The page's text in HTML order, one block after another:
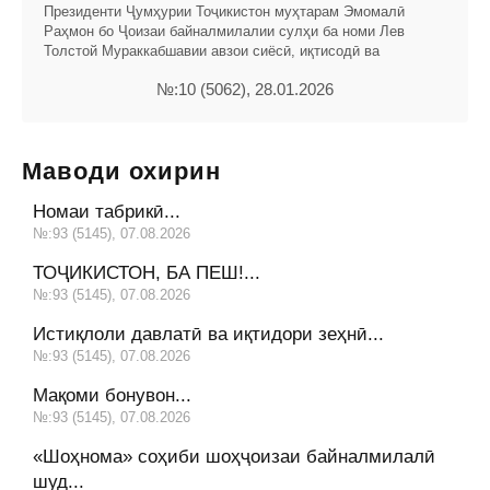
Президенти Ҷумҳурии Тоҷикистон муҳтарам Эмомалӣ
Раҳмон бо Ҷоизаи байналмилалии сулҳи ба номи Лев
Толстой Мураккабшавии авзои сиёсӣ, иқтисодӣ ва
№:10 (5062), 28.01.2026
Маводи охирин
Номаи табрикӣ...
№:93 (5145), 07.08.2026
ТОҶИКИСТОН, БА ПЕШ!...
№:93 (5145), 07.08.2026
Истиқлоли давлатӣ ва иқтидори зеҳнӣ...
№:93 (5145), 07.08.2026
Мақоми бонувон...
№:93 (5145), 07.08.2026
«Шоҳнома» соҳиби шоҳҷоизаи байналмилалӣ
шуд...